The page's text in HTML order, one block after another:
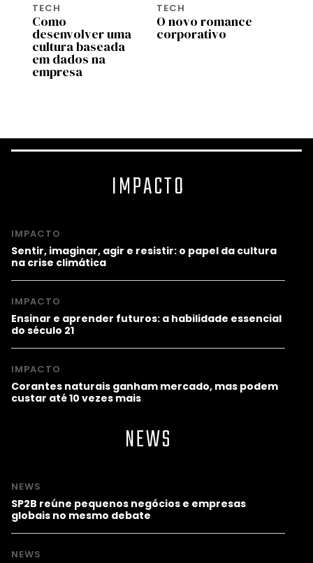
TECH
Como
desenvolver uma
cultura baseada
em dados na
empresa
TECH
O novo romance
corporativo
IMPACTO
IMPACTO
Sentir, imaginar, agir e resistir: o papel da cultura
na crise climática
IMPACTO
Ensinar e aprender futuros: a habilidade essencial
do século 21
IMPACTO
Corantes naturais ganham mercado, mas podem
custar até 10 vezes mais
NEWS
NEWS
SP2B reúne pequenos negócios e empresas
globais no mesmo debate
NEWS